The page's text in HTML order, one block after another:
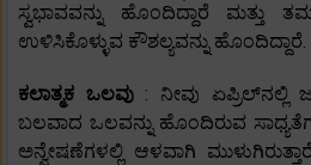
ಸ್ವಭಾವವನ್ನು ಹೊಂದಿದ್ದಾರೆ ಮತ್ತು
ಉಳಿಸಿಕೊಳ್ಳುವ ಕೌಶಲ್ಯವನ್ನು ಹೊಂದಿದ್ದಾರೆ.
ಕಲಾತ್ಮಕ ಒಲವು : ನೀವು ಏಪ್ರಿಲ್‌ನಲ್ಲಿ
ಬಲವಾದ ಒಲವನ್ನು ಹೊಂದಿರುವ
ಅನ್ವೇಷಣೆಗಳಲ್ಲಿ ಆಳವಾಗಿ